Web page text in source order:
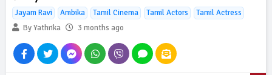
Jayam Ravi Ambika Tamil Cinema Tamil Actors
Tamil Actress
By Yathrika
3 months ago